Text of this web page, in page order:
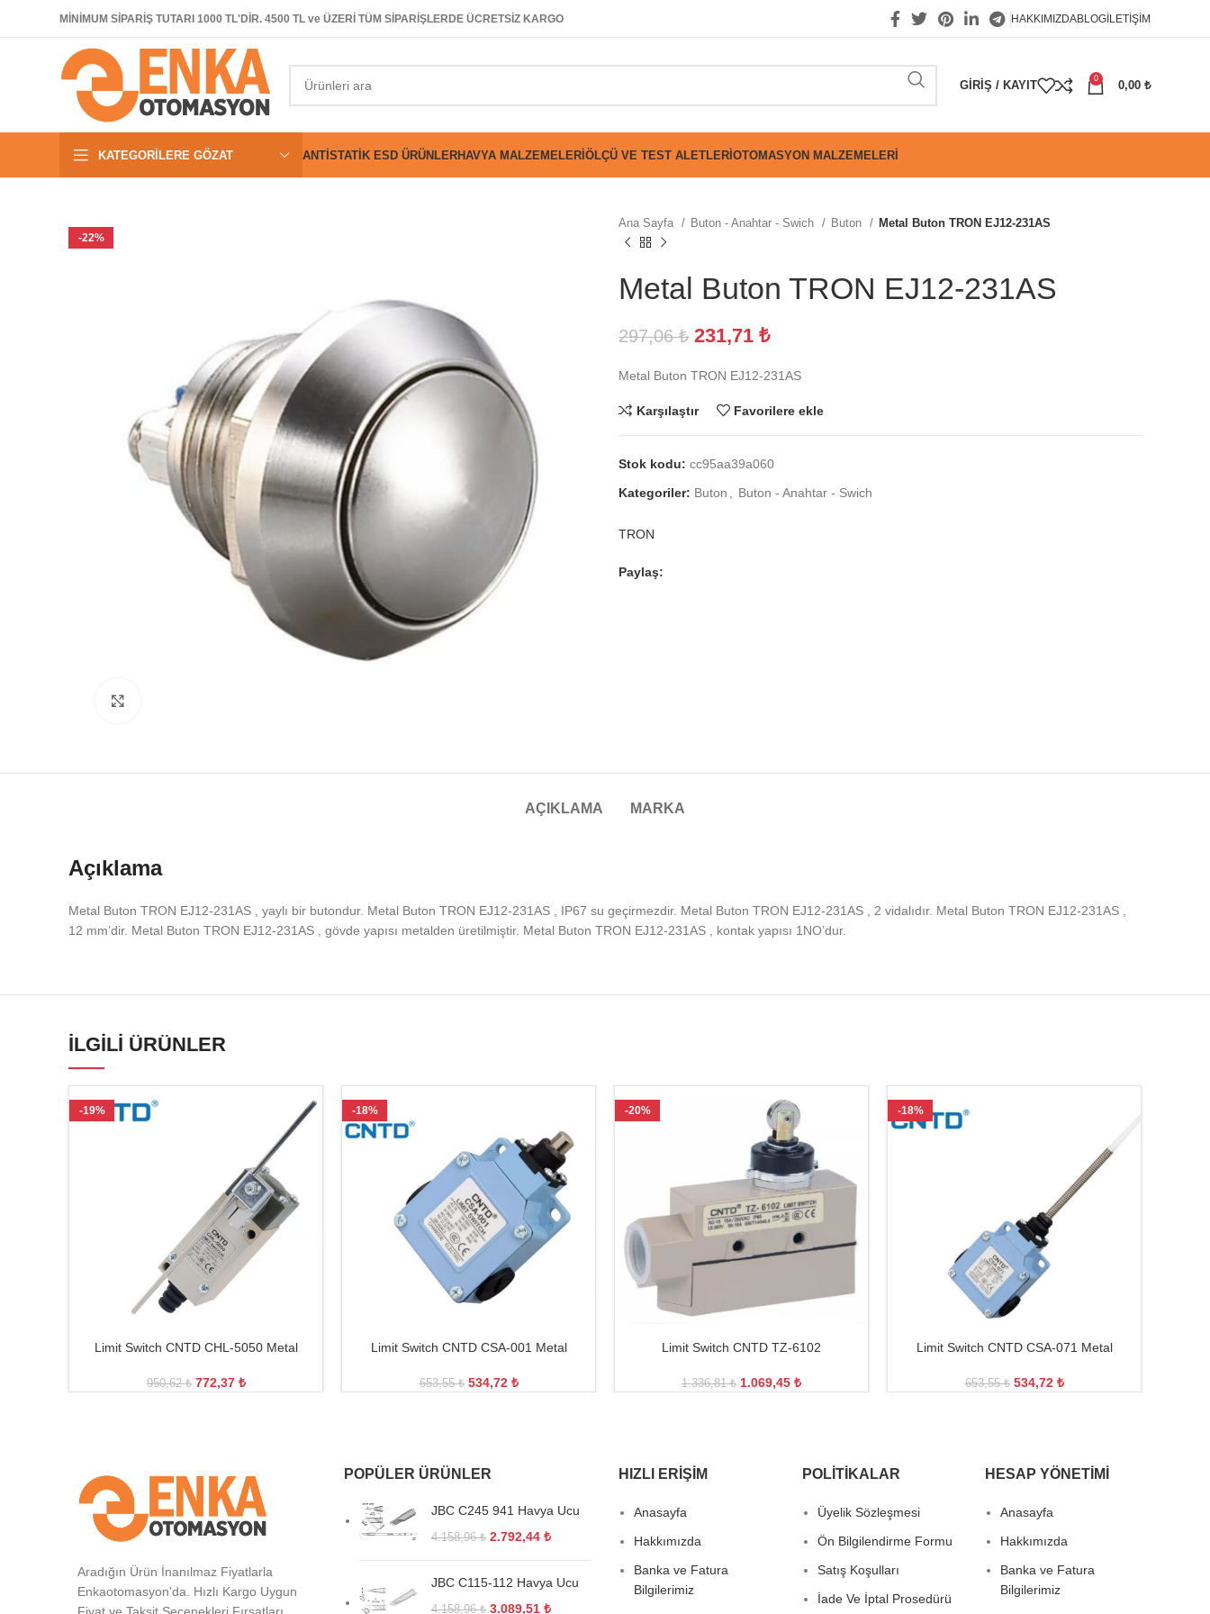
MİNİMUM SİPARİŞ TUTARI 1000 TL'DİR. 4500 TL ve ÜZERİ TÜM SİPARİŞLERDE ÜCRETSİZ KARGO HAKKIMIZDABLOGİLETIŞIM
GIRIŞ / KAYIT
0
0,00 ₺
KATEGORILERE GÖZAT ANTISTATIK ESD ÜRÜNLERHAVYA MALZEMELERIÖLÇÜ VE TEST ALETLERIOTOMASYON MALZEMELERI
-22%
Ana Sayfa Buton - Anahtar - Swich Buton Metal Buton TRON EJ12-231AS
Metal Buton TRON EJ12-231AS
297,06₺ 231,71 ₺
Metal Buton TRON EJ12-231AS
Karşılaştır Favorilere ekle
Stok kodu: cc95aa39a060
Kategoriler: Buton Buton - Anahtar - Swich
TRON
Paylaş:
AÇIKLAMA MARKA
Açıklama
Metal Buton TRON EJ12-231AS , yaylı bir butondur. Metal Buton TRON EJ12-231AS , IP67 su geçirmezdir. Metal Buton TRON EJ12-231AS , 2 vidalıdır. Metal Buton TRON EJ12-231AS ,
12 mm’dir. Metal Buton TRON EJ12-231AS , gövde yapısı metalden üretilmiştir. Metal Buton TRON EJ12-231AS , kontak yapısı 1NO’dur.
İLGILI ÜRÜNLER
-19%
Limit Switch CNTD CHL-5050 Metal
950,62₺ 772,37 ₺
-18%
Limit Switch CNTD CSA-001 Metal
653,55₺ 534,72 ₺
-20%
Limit Switch CNTD TZ-6102
1.336,81₺ 1.069,45 ₺
-18%
Limit Switch CNTD CSA-071 Metal
653,55₺ 534,72 ₺
Aradığın Ürün İnanılmaz Fiyatlarla
Enkaotomasyon'da. Hızlı Kargo Uygun
Fiyat ve Taksit Seçenekleri Fırsatları
POPÜLER ÜRÜNLER
JBC C245 941 Havya Ucu
4.158,96₺ 2.792,44 ₺
JBC C115-112 Havya Ucu
4.158,96₺ 3.089,51 ₺
HIZLI ERIŞIM
Anasayfa
Hakkımızda
Banka ve Fatura
Bilgilerimiz
POLITIKALAR
Üyelik Sözleşmesi
Ön Bilgilendirme Formu
Satış Koşulları
İade Ve İptal Prosedürü
HESAP YÖNETIMI
Anasayfa
Hakkımızda
Banka ve Fatura
Bilgilerimiz